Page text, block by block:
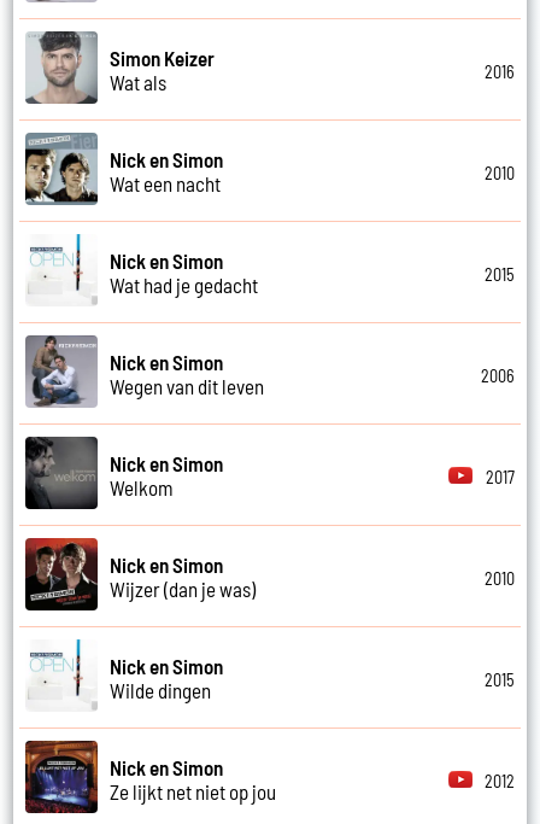
Simon Keizer
Wat als
2016
Nick en Simon
Wat een nacht
2010
Nick en Simon
Wat had je gedacht
2015
Nick en Simon
Wegen van dit leven
2006
Nick en Simon
Welkom
2017
Nick en Simon
Wijzer (dan je was)
2010
Nick en Simon
Wilde dingen
2015
Nick en Simon
Ze lijkt net niet op jou
2012